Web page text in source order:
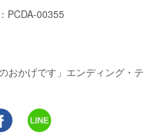
PCDA-00355
おかげです」エンディング・テ